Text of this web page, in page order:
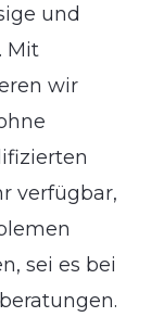
und
Mit
wir
verfügbar,
sei es bei